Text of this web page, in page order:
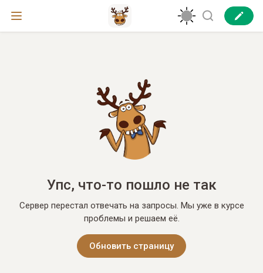
Упс, что-то пошло не так
Сервер перестал отвечать на запросы. Мы уже в курсе
проблемы и решаем её.
Обновить страницу